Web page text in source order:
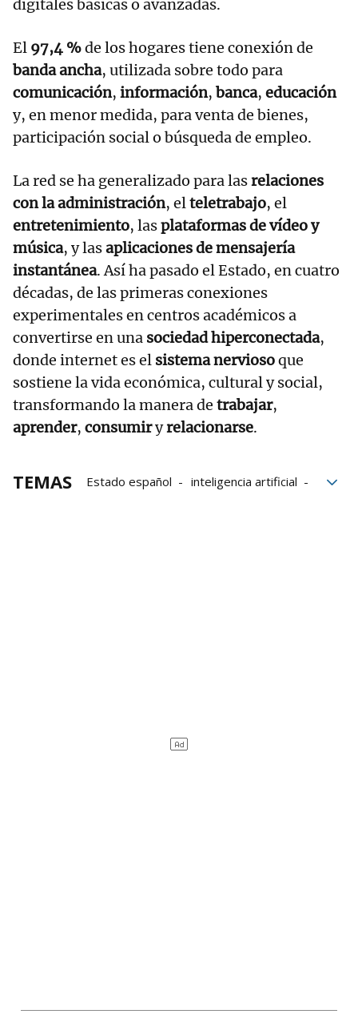
digitales básicas o avanzadas.
El 97,4 %de los hogares tiene conexión de
banda ancha, utilizada sobre todo para
comunicación, información, banca, educación
y, en menor medida, para venta de bienes,
participación social o búsqueda de empleo.
La red se ha generalizado para lasrelaciones
con la administración, elteletrabajo, el
entretenimiento, lasplataformas de vídeo y
música, y lasaplicaciones de mensajería
instantánea. Así ha pasado el Estado, en cuatro
décadas, de las primeras conexiones
experimentales en centros académicos a
convertirse en una sociedad hiperconectada,
donde internet es el sistema nerviosoque
sostiene la vida económica, cultural y social,
transformando la manera de trabajar,
aprender, consumiryrelacionarse.
TEMAS Estado español
inteligencia artificial